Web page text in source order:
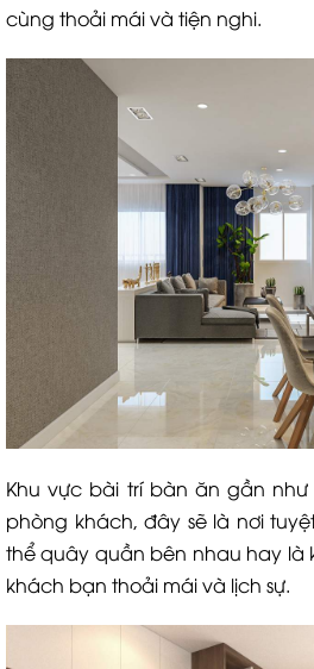
cùng thoải mái và tiện nghi.
Khu vực bài trí bàn ăn gần như
phòng khách, đây sẽ là nơi
thể quây quần bên nhau hay là
khách bạn thoải mái và lịch sự.